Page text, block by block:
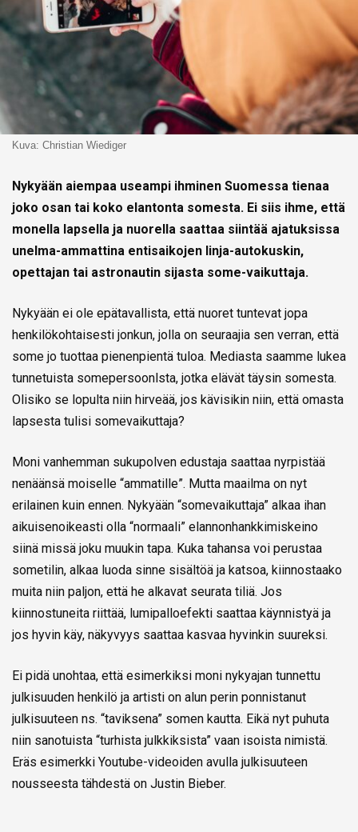
Kuva: Christian Wiediger
Nykyään aiempaa useampi ihminen Suomessa tienaa
joko osan tai koko elantonta somesta. Ei siis ihme, että
monella lapsella ja nuorella saattaa siintää ajatuksissa
unelma-ammattina entisaikojen linja-autokuskin,
opettajan tai astronautin sijasta some-vaikuttaja.
Nykyään ei ole epätavallista, että nuoret tuntevat jopa
henkilökohtaisesti jonkun, jolla on seuraajia sen verran, että
some jo tuottaa pienenpientä tuloa. Mediasta saamme lukea
tunnetuista somepersoonlsta, jotka elävät täysin somesta.
Olisiko se lopulta niin hirveää, jos kävisikin niin, että omasta
lapsesta tulisi somevaikuttaja?
Moni vanhemman sukupolven edustaja saattaa nyrpistää
nenäänsä moiselle “ammatille”. Mutta maailma on nyt
erilainen kuin ennen. Nykyään “somevaikuttaja” alkaa ihan
aikuisenoikeasti olla “normaali” elannonhankkimiskeino
siinä missä joku muukin tapa. Kuka tahansa voi perustaa
sometilin, alkaa luoda sinne sisältöä ja katsoa, kiinnostaako
muita niin paljon, että he alkavat seurata tiliä. Jos
kiinnostuneita riittää, lumipalloefekti saattaa käynnistyä ja
jos hyvin käy, näkyvyys saattaa kasvaa hyvinkin suureksi.
Ei pidä unohtaa, että esimerkiksi moni nykyajan tunnettu
julkisuuden henkilö ja artisti on alun perin ponnistanut
julkisuuteen ns. “taviksena” somen kautta. Eikä nyt puhuta
niin sanotuista “turhista julkkiksista” vaan isoista nimistä.
Eräs esimerkki Youtube-videoiden avulla julkisuuteen
nousseesta tähdestä on Justin Bieber.